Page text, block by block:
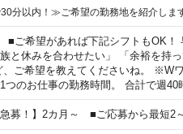
分以内！≫ご希望の勤務地を紹介します
■ご希望があれば下記シフトもOK！
と休みを合わせたい」 「余裕を持
ご希望を教えてくださいね。 ※W
のお仕事の勤務時間。 合計で週40
急募！】2カ月～ ■ご応募から最短2